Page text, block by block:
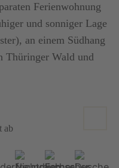
Ferienwohnung
und sonniger Lage
an einem Südhang
Thüringer Wald und
ab